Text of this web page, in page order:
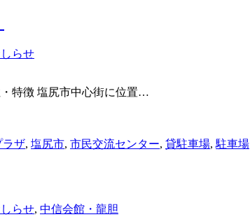
らせ
特徴 塩尻市中心街に位置…
ラザ, 塩尻市, 市民交流センター, 貸駐車場,駐車場
らせ, 中信会館・龍胆